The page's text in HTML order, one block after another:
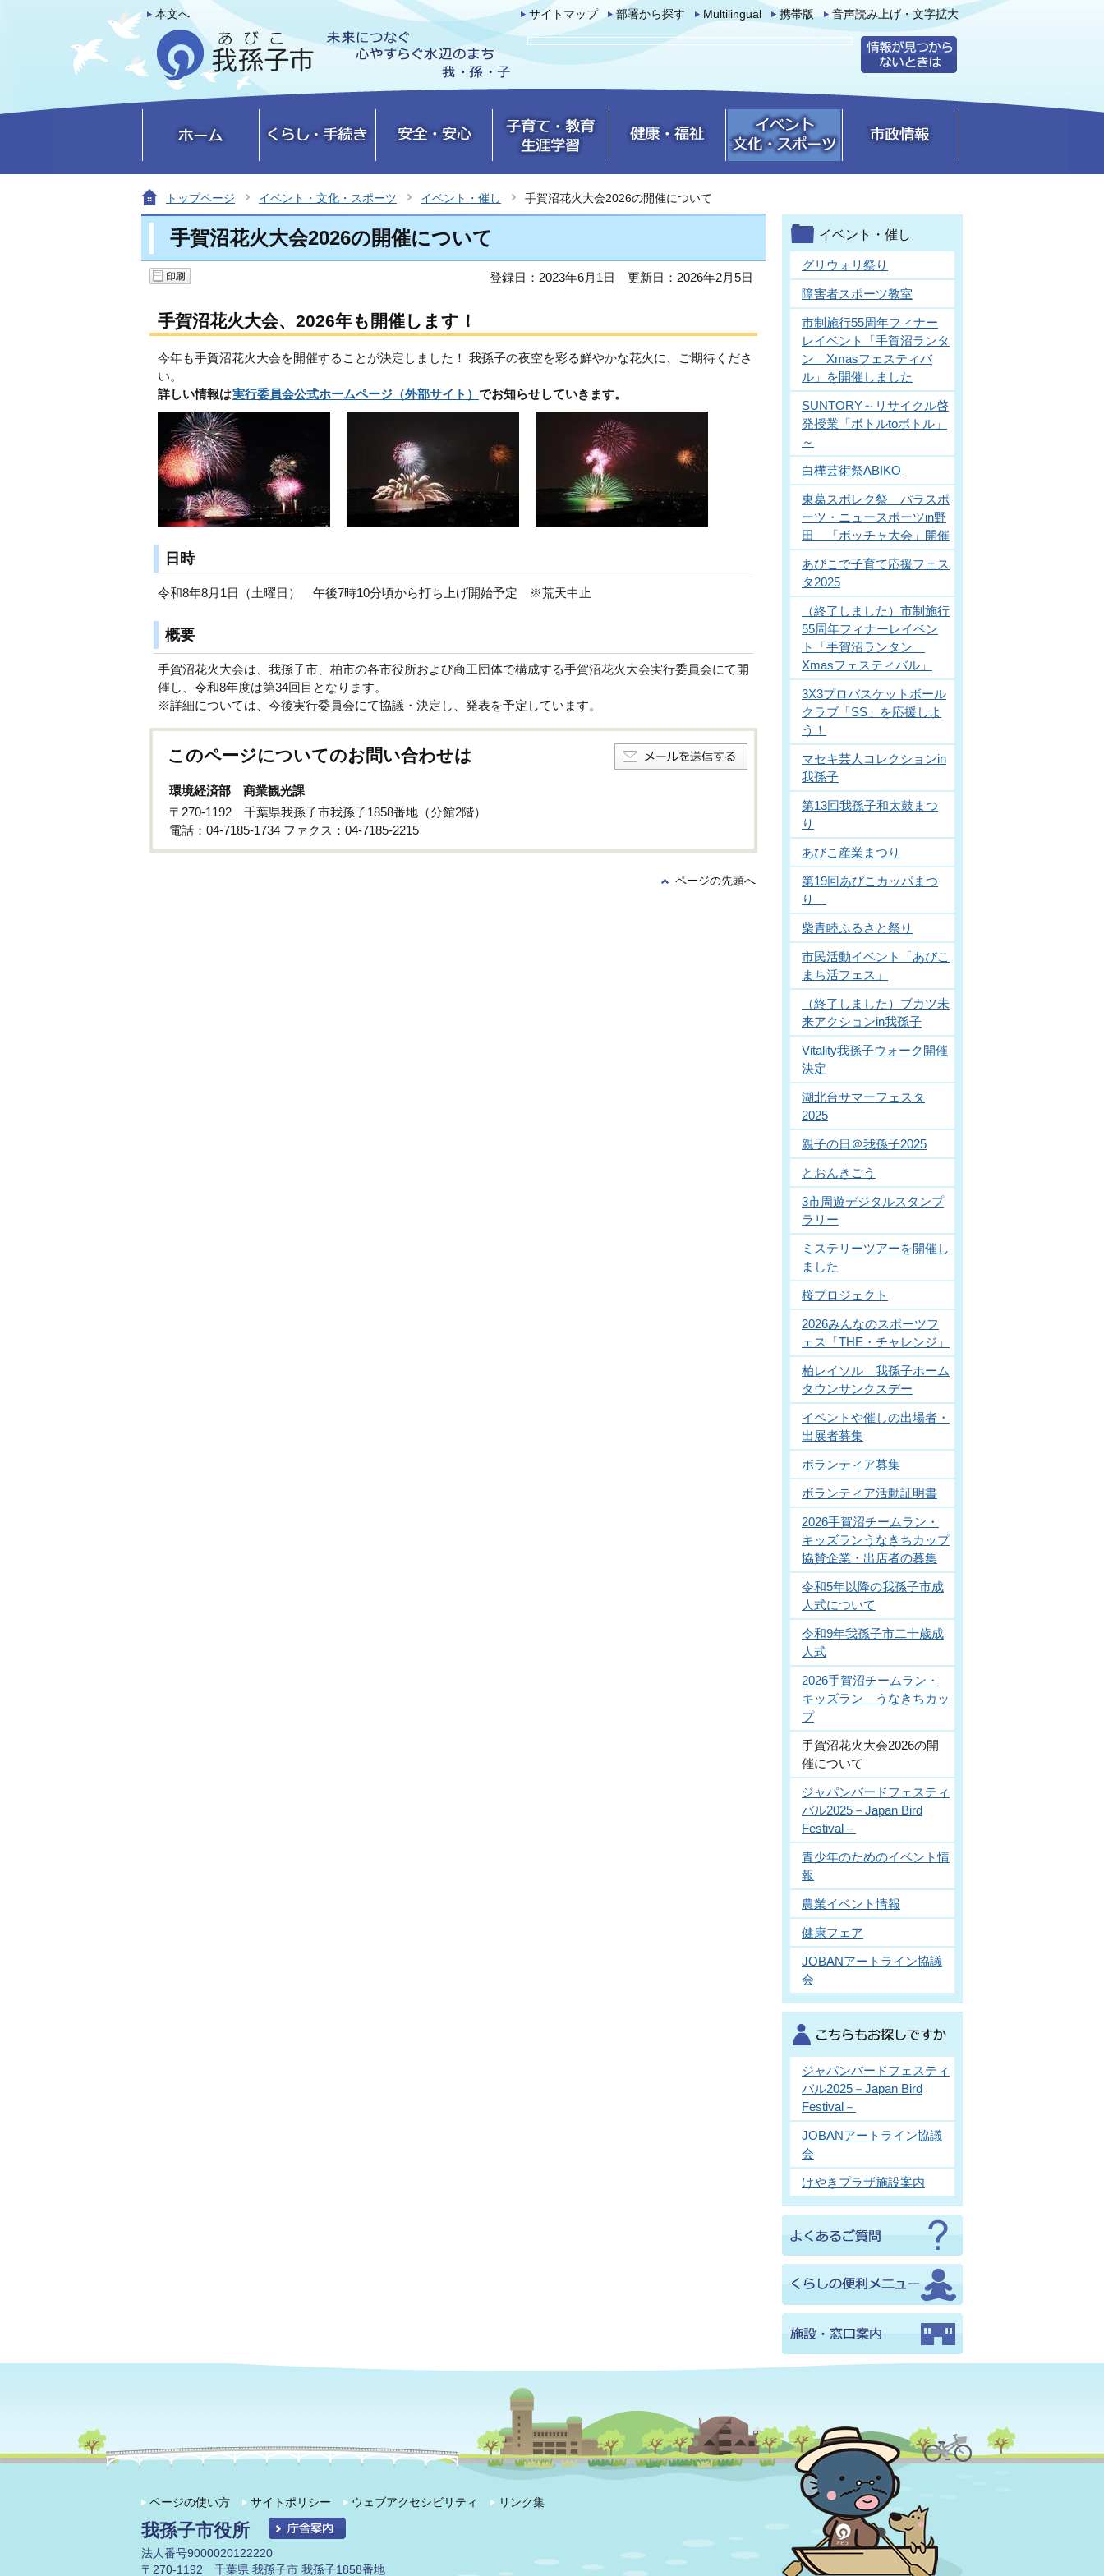
本文へ サイトマップ 部署から探す Multilingual 携帯版 音声読み上げ・文字拡大
トップページ イベント・文化・スポーツ イベント・催し 手賀沼花火大会2026の開催について
手賀沼花火大会2026の開催について
登録日：2023年6月1日 更新日：2026年2月5日
手賀沼花火大会、2026年も開催します！
今年も手賀沼花火大会を開催することが決定しました！ 我孫子の夜空を彩る鮮やかな花火に、ご期待くださ
い。
詳しい情報は実行委員会公式ホームページ （外部サイト） でお知らせしていきます。
日時
令和8年8月1日（土曜日） 午後7時10分頃から打ち上げ開始予定 ※荒天中止
概要
手賀沼花火大会は、我孫子市、柏市の各市役所および商工団体で構成する手賀沼花火大会実行委員会にて開
催し、令和8年度は第34回目となります。
※詳細については、今後実行委員会にて協議・決定し、発表を予定しています。
このページについてのお問い合わせは
環境経済部 商業観光課
〒270-1192 千葉県我孫子市我孫子1858番地（分館2階）
電話：04-7185-1734 ファクス：04-7185-2215
ページの先頭へ
イベント・催し
グリウォリ祭り
障害者スポーツ教室
市制施行55周年フィナー
レイベント「手賀沼ランタ
ン Xmasフェスティバ
ル」を開催しました
SUNTORY～リサイクル啓
発授業「ボトルtoボトル」
～
白樺芸術祭ABIKO
東葛スポレク祭 パラスポ
ーツ・ニュースポーツin野
田 「ボッチャ大会」開催
あびこで子育て応援フェス
タ2025
（終了しました）市制施行
55周年フィナーレイベン
ト「手賀沼ランタン
Xmasフェスティバル」
3X3プロバスケットボール
クラブ「SS」を応援しよ
う！
マセキ芸人コレクションin
我孫子
第13回我孫子和太鼓まつ
り
あびこ産業まつり
第19回あびこカッパまつ
り
柴青睦ふるさと祭り
市民活動イベント「あびこ
まち活フェス」
（終了しました）ブカツ未
来アクションin我孫子
Vitality我孫子ウォーク開催
決定
湖北台サマーフェスタ
2025
親子の日＠我孫子2025
とおんきごう
3市周遊デジタルスタンプ
ラリー
ミステリーツアーを開催し
ました
桜プロジェクト
2026みんなのスポーツフ
ェス「THE・チャレンジ」
柏レイソル 我孫子ホーム
タウンサンクスデー
イベントや催しの出場者・
出展者募集
ボランティア募集
ボランティア活動証明書
2026手賀沼チームラン・
キッズランうなきちカップ
協賛企業・出店者の募集
令和5年以降の我孫子市成
人式について
令和9年我孫子市二十歳成
人式
2026手賀沼チームラン・
キッズラン うなきちカッ
プ
手賀沼花火大会2026の開
催について
ジャパンバードフェスティ
バル2025－Japan Bird
Festival－
青少年のためのイベント情
報
農業イベント情報
健康フェア
JOBANアートライン協議
会
ジャパンバードフェスティ
バル2025－Japan Bird
Festival－
JOBANアートライン協議
会
けやきプラザ施設案内
ページの使い方 サイトポリシー ウェブアクセシビリティ リンク集
我孫子市役所
法人番号9000020122220
〒270-1192 千葉県 我孫子市 我孫子1858番地